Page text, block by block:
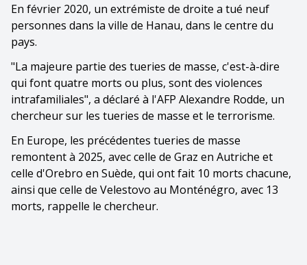
En février 2020, un extrémiste de droite a tué neuf
personnes dans la ville de Hanau, dans le centre du
pays.
"La majeure partie des tueries de masse, c'est-à-dire
qui font quatre morts ou plus, sont des violences
intrafamiliales", a déclaré à l'AFP Alexandre Rodde, un
chercheur sur les tueries de masse et le terrorisme.
En Europe, les précédentes tueries de masse
remontent à 2025, avec celle de Graz en Autriche et
celle d'Orebro en Suède, qui ont fait 10 morts chacune,
ainsi que celle de Velestovo au Monténégro, avec 13
morts, rappelle le chercheur.